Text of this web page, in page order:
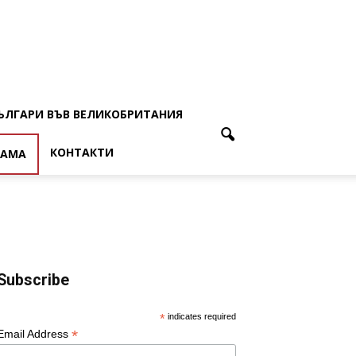
ВЪВ ВЕЛИКОБРИТАНИЯ
КОНТАКТИ
* indicates required
Address *